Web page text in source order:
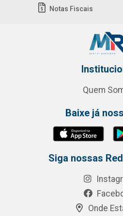
Notas Fiscais
Quem
Baixe já
Siga nossas
Onde